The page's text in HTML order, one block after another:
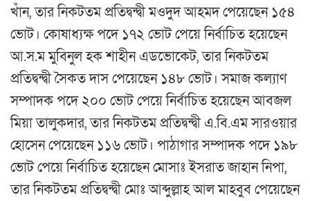
খাঁন, তার নিকটতম প্রতিদ্বন্দ্বী মওদুদ আহমদ পেয়েছেন ১৫৪
ভোট। কোষাধ্যক্ষ পদে ১৭২ ভোট পেয়ে নির্বাচিত হয়েছেন
আ.স.ম মুবিনুল হক শাহীন এডভোকেট, তার নিকটতম
প্রতিদ্বন্দ্বী সৈকত দাস পেয়েছেন ১৪৮ ভোট। সমাজ কল্যাণ
সম্পাদক পদে ২০০ ভোট পেয়ে নির্বাচিত হয়েছেন আবজল
মিয়া তালুকদার, তার নিকটতম প্রতিদ্বন্দ্বী এ.বি.এম সারওয়ার
হোসেন পেয়েছেন ১১৬ ভোট। পাঠাগার সম্পাদক পদে ১৯৮
ভোট পেয়ে নির্বাচিত হয়েছেন মোসাঃ ইসরাত জাহান নিপা,
তার নিকটতম প্রতিদ্বন্দ্বী মোঃ আব্দুল্লাহ আল মাহবুব পেয়েছেন